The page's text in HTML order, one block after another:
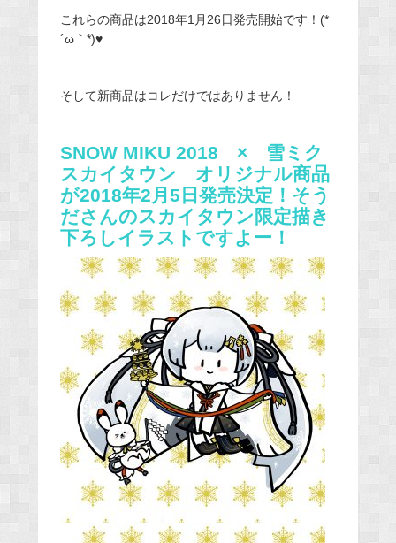
これらの商品は2018年1月26日発売開始です！(*
´ω｀*)♥
そして新商品はコレだけではありません！
SNOW MIKU 2018 × 雪ミク
スカイタウン オリジナル商品
が2018年2月5日発売決定！ そう
ださんのスカイタウン限定描き
下ろしイラストですよー！